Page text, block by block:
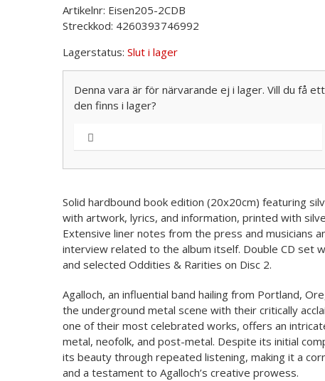
Artikelnr: Eisen205-2CDB
Streckkod: 4260393746992
Lagerstatus: Slut i lager
Denna vara är för närvarande ej i lager. Vill du få
den finns i lager?
Solid hardbound book edition (20x20cm) featuring
with artwork, lyrics, and information, printed with
Extensive liner notes from the press and musicians
interview related to the album itself. Double CD set
and selected Oddities & Rarities on Disc 2.
Agalloch, an influential band hailing from Portland,
the underground metal scene with their critically
one of their most celebrated works, offers an
metal, neofolk, and post-metal. Despite its initial
its beauty through repeated listening, making it a
and a testament to Agalloch’s creative prowess.